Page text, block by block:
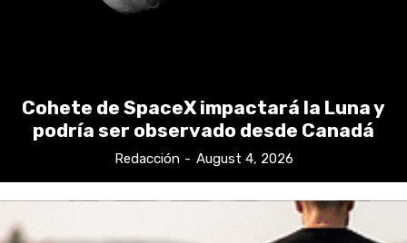
Cohete de SpaceX impactará la Luna y
podría ser observado desde Canadá
Redacción - August 4, 2026